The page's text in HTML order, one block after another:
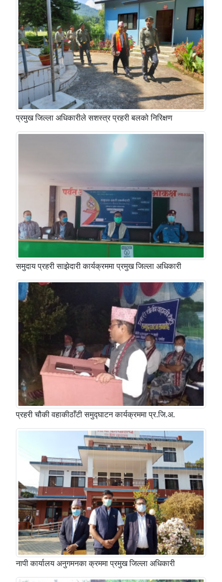
प्रमुख जिल्ला अधिकारीले सशस्त्र प्रहरी बलको निरिक्षण
समुदाय प्रहरी साझेदारी कार्यक्रममा प्रमुख जिल्ला अधिकारी
प्रहरी चौकी वहाकीठाँटी समुद्घाटन कार्यक्रममा प्र.जि.अ.
नापी कार्यालय अनुगमनका क्रममा प्रमुख जिल्ला अधिकारी